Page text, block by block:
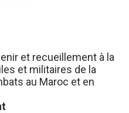
et recueillement à la
et militaires de la
au Maroc et en